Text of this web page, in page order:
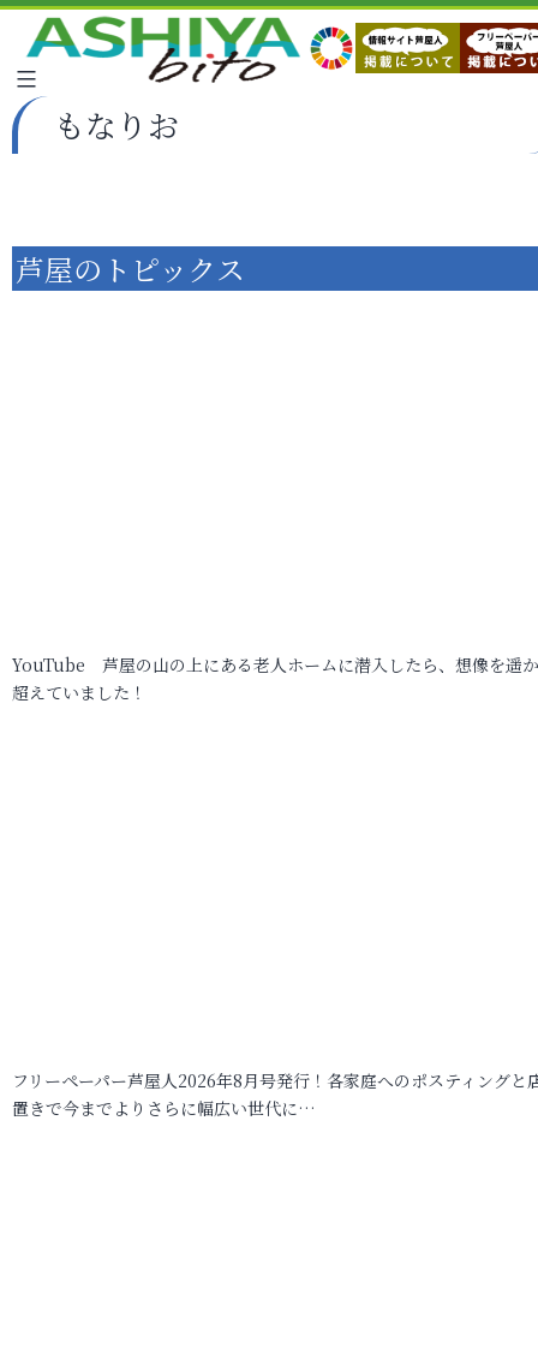
もなりお
芦屋のトピックス
YouTube 芦屋の山の上にある老人ホームに潜入したら、想像を遥
超えていました！
フリーペーパー芦屋人2026年8月号発行！各家庭へのポスティングと
置きで今までよりさらに幅広い世代に…